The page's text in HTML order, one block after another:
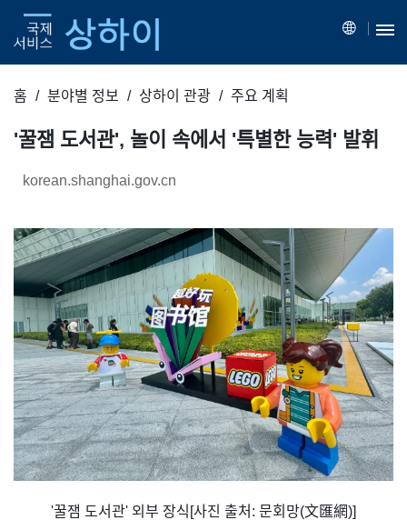
홈 분야별 정보 상하이 관광 주요 계획
'꿀잼 도서관', 놀이 속에서 '특별한 능력' 발휘
korean.shanghai.gov.cn
'꿀잼 도서관' 외부 장식[사진 출처: 문회망(文匯網)]